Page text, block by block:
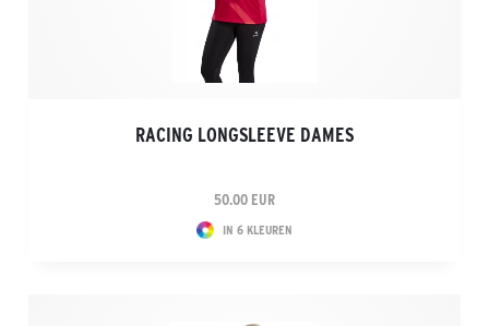
RACING LONGSLEEVE DAMES
50.00 EUR
IN 6 KLEUREN